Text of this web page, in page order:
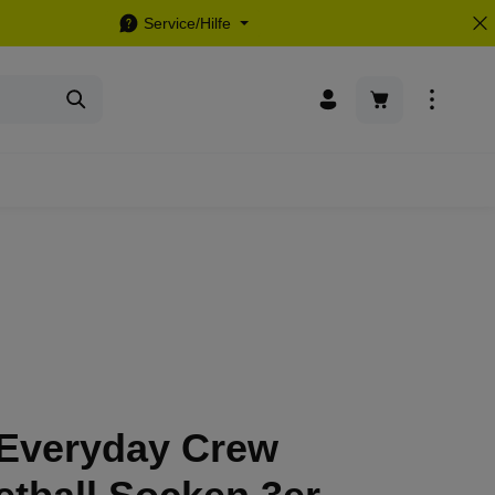
Service/Hilfe
Warenkorb
Crew